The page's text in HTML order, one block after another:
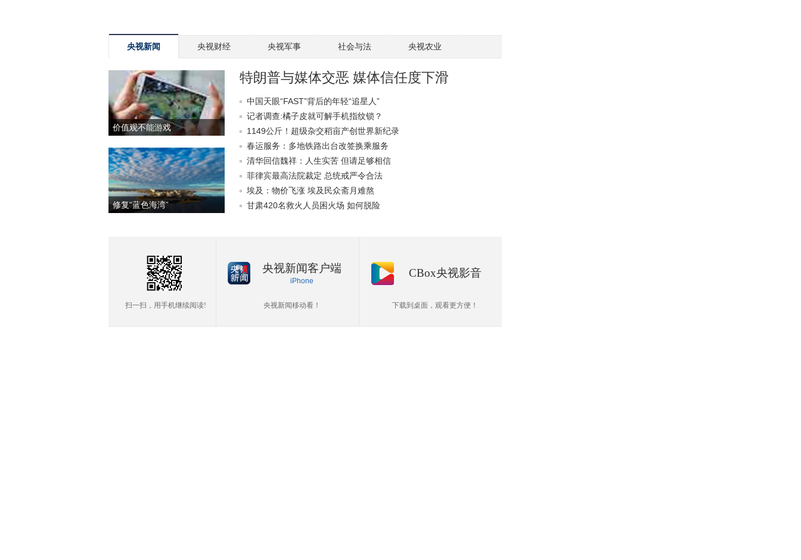
央视新闻 央视财经 央视军事 社会与法 央视农业
价值观不能游戏
修复“蓝色海湾”
特朗普与媒体交恶 媒体信任度下滑
中国天眼“FAST”背后的年轻“追星人”
记者调查:橘子皮就可解手机指纹锁？
1149公斤！超级杂交稻亩产创世界新纪录
春运服务：多地铁路出台改签换乘服务
清华回信魏祥：人生实苦 但请足够相信
菲律宾最高法院裁定 总统戒严令合法
埃及：物价飞涨 埃及民众斋月难熬
甘肃420名救火人员困火场 如何脱险
扫一扫，用手机继续阅读!
央视新闻客户端
iPhone
央视新闻移动看！
CBox央视影音
下载到桌面，观看更方便！